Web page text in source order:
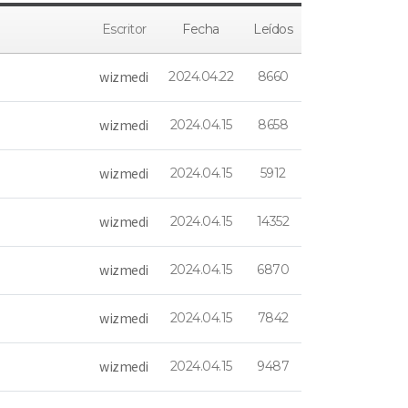
Escritor Fecha Leídos
wizmedi 2024.04.22 8660
wizmedi 2024.04.15 8658
wizmedi 2024.04.15 5912
wizmedi 2024.04.15 14352
wizmedi 2024.04.15 6870
wizmedi 2024.04.15 7842
wizmedi 2024.04.15 9487